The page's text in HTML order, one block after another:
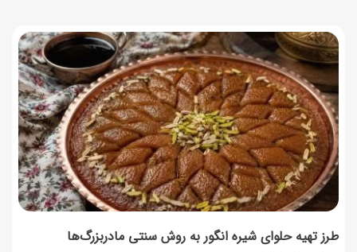
طرز تهیه حلوای شیره انگور به روش سنتی مادربزرگ‌ها
توصیه‌های مهم برای دفع انواع حشرات در خانه
14 مرداد 1405
طرز تهیه آلبالو شور خانگی؛ خوش‌رنگ و بدون کپک
14 مرداد 1405
طرز تهیه پنکیک با شیره انگور؛ صبحانه‌ای سالم و انرژی‌بخش
14 مرداد 1405